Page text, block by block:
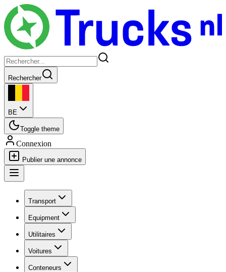
Rechercher
BE
Toggle theme
Connexion
Publier une annonce
Transport
Equipment
Utilitaires
Voitures
Conteneurs